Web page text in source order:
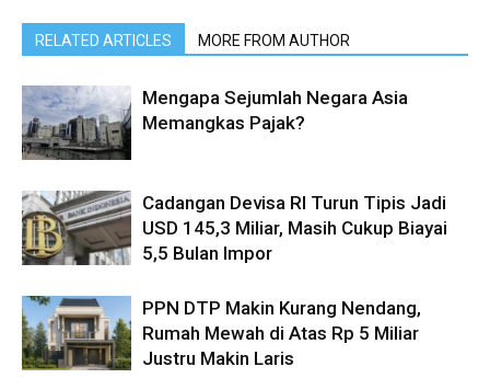
RELATED ARTICLES MORE FROM AUTHOR
Mengapa Sejumlah Negara Asia
Memangkas Pajak?
Cadangan Devisa RI Turun Tipis Jadi
USD 145,3 Miliar, Masih Cukup Biayai
5,5 Bulan Impor
PPN DTP Makin Kurang Nendang,
Rumah Mewah di Atas Rp 5 Miliar
Justru Makin Laris